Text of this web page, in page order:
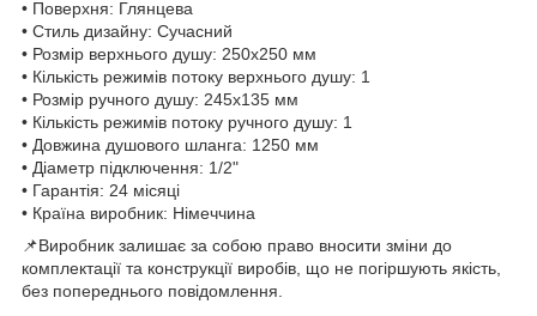
• Поверхня: Глянцева
• Стиль дизайну: Сучасний
• Розмір верхнього душу: 250х250 мм
• Кількість режимів потоку верхнього душу: 1
• Розмір ручного душу: 245х135 мм
• Кількість режимів потоку ручного душу: 1
• Довжина душового шланга: 1250 мм
• Діаметр підключення: 1/2"
• Гарантія: 24 місяці
• Країна виробник: Німеччина
📌Виробник залишає за собою право вносити зміни до
комплектації та конструкції виробів, що не погіршують якість,
без попереднього повідомлення.